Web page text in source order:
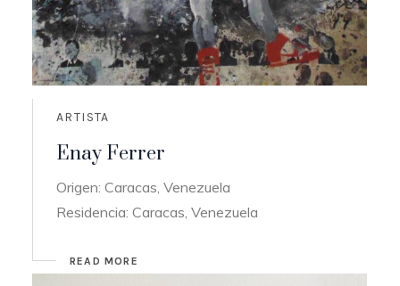
ARTISTA
Enay Ferrer
Origen: Caracas, Venezuela
Residencia: Caracas, Venezuela
READ MORE